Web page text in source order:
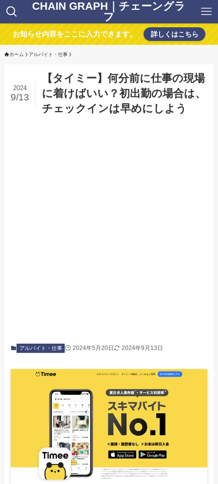
CHAIN GRAPH｜チェーングラ
フ
お知らせ内容をここに入力できます。 詳しくはこちら
ホーム アルバイト・仕事
【タイミー】何分前に仕事の現場
に着けばいい？初出勤の場合は、
チェックインは早めにしよう
2024
9/13
アルバイト・仕事 2024年5月20日 2024年9月13日